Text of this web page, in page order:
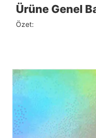
Ürüne Genel
Özet: